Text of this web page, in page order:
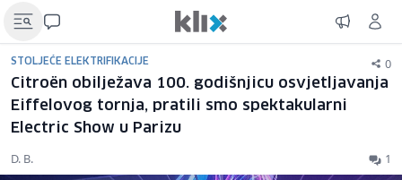
STOLJEĆE ELEKTRIFIKACIJE 0
Citroën obilježava 100. godišnjicu osvjetljavanja
Eiffelovog tornja, pratili smo spektakularni
Electric Show u Parizu
D. B. 1